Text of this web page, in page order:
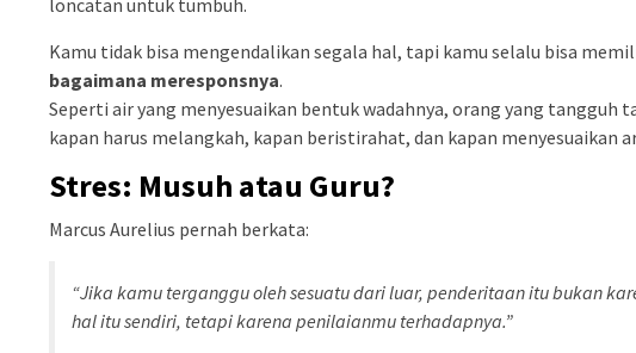
loncatan untuk tumbuh.
Kamu tidak bisa mengendalikan segala hal, tapi kamu selalu bisa
bagaimana meresponsnya.
Seperti air yang menyesuaikan bentuk wadahnya, orang yang tangguh
kapan harus melangkah, kapan beristirahat, dan kapan menyesuaikan
Stres: Musuh atau Guru?
Marcus Aurelius pernah berkata:
“Jika kamu terganggu oleh sesuatu dari luar, penderitaan itu bukan
hal itu sendiri, tetapi karena penilaianmu terhadapnya.”